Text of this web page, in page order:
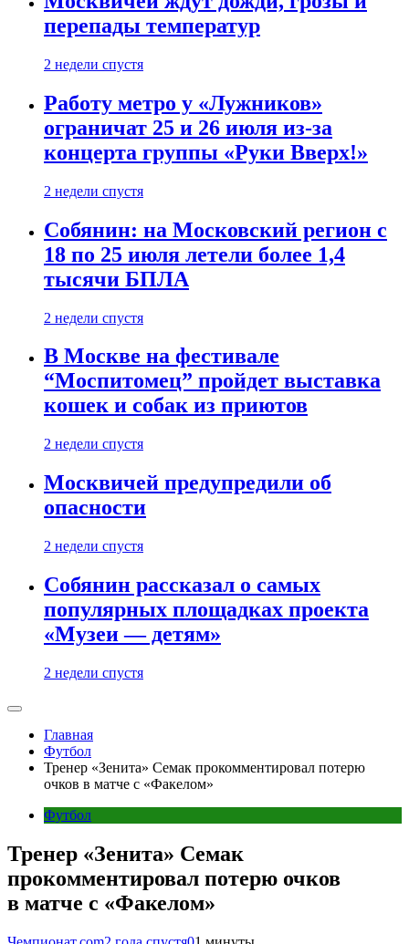
перепады температур
2 недели спустя
Работу метро у «Лужников»
ограничат 25 и 26 июля из-за
концерта группы «Руки Вверх!»
2 недели спустя
Собянин: на Московский регион с
18 по 25 июля летели более 1,4
тысячи БПЛА
2 недели спустя
В Москве на фестивале
“Моспитомец” пройдет выставка
кошек и собак из приютов
2 недели спустя
Москвичей предупредили об
опасности
2 недели спустя
Собянин рассказал о самых
популярных площадках проекта
«Музеи — детям»
2 недели спустя
Главная
Футбол
Тренер «Зенита» Семак прокомментировал потерю
очков в матче с «Факелом»
Футбол
Тренер «Зенита» Семак
прокомментировал потерю очков
в матче с «Факелом»